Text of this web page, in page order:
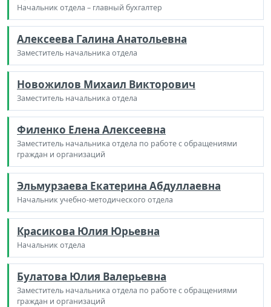
Начальник отдела – главный бухгалтер
Алексеева Галина Анатольевна
Заместитель начальника отдела
Новожилов Михаил Викторович
Заместитель начальника отдела
Филенко Елена Алексеевна
Заместитель начальника отдела по работе с обращениями
граждан и организаций
Эльмурзаева Екатерина Абдуллаевна
Начальник учебно-методического отдела
Красикова Юлия Юрьевна
Начальник отдела
Булатова Юлия Валерьевна
Заместитель начальника отдела по работе с обращениями
граждан и организаций